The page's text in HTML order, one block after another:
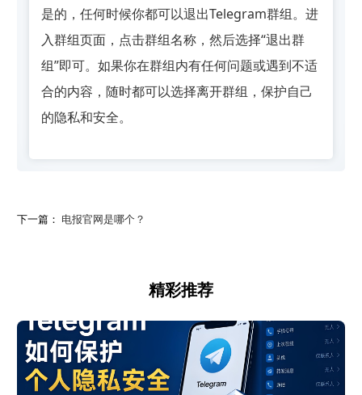
是的，任何时候你都可以退出Telegram群组。进
入群组页面，点击群组名称，然后选择“退出群
组”即可。如果你在群组内有任何问题或遇到不适
合的内容，随时都可以选择离开群组，保护自己
的隐私和安全。
下一篇： 电报官网是哪个？
精彩推荐